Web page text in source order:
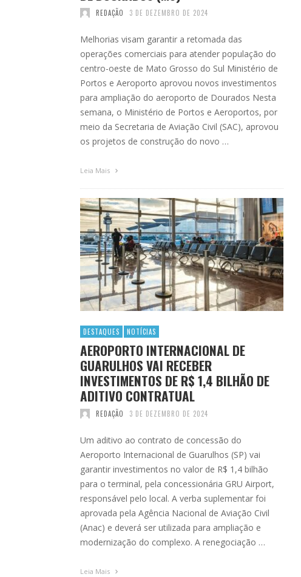
REDAÇÃO 3 DE DEZEMBRO DE 2024
Melhorias visam garantir a retomada das
operações comerciais para atender população do
centro-oeste de Mato Grosso do Sul Ministério de
Portos e Aeroporto aprovou novos investimentos
para ampliação do aeroporto de Dourados Nesta
semana, o Ministério de Portos e Aeroportos, por
meio da Secretaria de Aviação Civil (SAC), aprovou
os projetos de construção do novo …
Leia Mais
DESTAQUES NOTÍCIAS
AEROPORTO INTERNACIONAL DE
GUARULHOS VAI RECEBER
INVESTIMENTOS DE R$ 1,4 BILHÃO DE
ADITIVO CONTRATUAL
REDAÇÃO 3 DE DEZEMBRO DE 2024
Um aditivo ao contrato de concessão do
Aeroporto Internacional de Guarulhos (SP) vai
garantir investimentos no valor de R$ 1,4 bilhão
para o terminal, pela concessionária GRU Airport,
responsável pelo local. A verba suplementar foi
aprovada pela Agência Nacional de Aviação Civil
(Anac) e deverá ser utilizada para ampliação e
modernização do complexo. A renegociação …
Leia Mais